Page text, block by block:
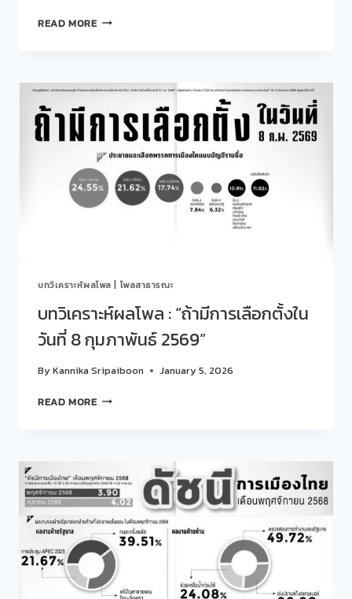
READ MOREบท
การเมือง
เดือน
ธันวาคม
2568
บทวิเคราะห์ผลโพล |โพลสาธารณะ
บทวิเคราะห์ผลโพล : “ถ้ามีการเลือกตั้งใน
วันที่ 8 กุมภาพันธ์ 2569”
ByKannika Sripaiboon January 5, 2026
READ MOREบท
“ถ้า
มี
การ
เลือก
ตั้ง
ใน
วัน
ที่